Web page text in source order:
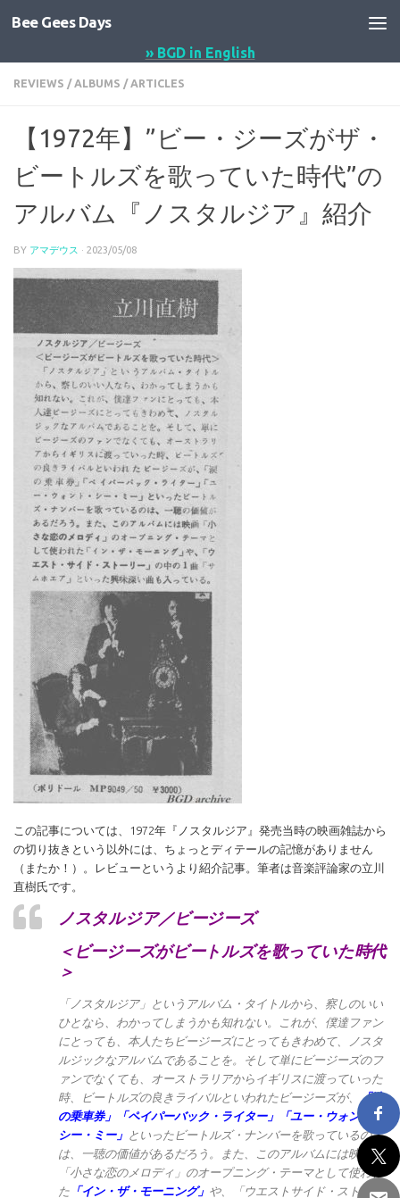
コンテンツへスキップ
Bee Gees Days
» BGD in English
REVIEWS / ALBUMS / ARTICLES
【1972年】”ビー・ジーズがザ・
ビートルズを歌っていた時代”の
アルバム『ノスタルジア』紹介
BY アマデウス · 2023/05/08
この記事については、1972年『ノスタルジア』発売当時の映画雑誌から
の切り抜きという以外には、ちょっとディテールの記憶がありません
（またか！）。レビューというより紹介記事。筆者は音楽評論家の立川
直樹氏です。
ノスタルジア／ビージーズ
＜ビージーズがビートルズを歌っていた時代
＞
「ノスタルジア」というアルバム・タイトルから、察しのいい
ひとなら、わかってしまうかも知れない。これが、僕達ファン
にとっても、本人たちビージーズにとってもきわめて、ノスタ
ルジックなアルバムであることを。そして単にビージーズのフ
ァンでなくても、オーストラリアからイギリスに渡っていった
時、ビートルズの良きライバルといわれたビージーズが、
「涙
の乗車券」「ペイパーバック・ライター」「ユー・ウォント・
シー・ミー」 といったビートルズ・ナンバーを歌っているの
は、一聴の価値があるだろう。また、このアルバムには映画
「小さな恋のメロディ」のオープニング・テーマとして使われ
た 「イン・ザ・モーニング」 や、「ウエストサイド・ストーリ